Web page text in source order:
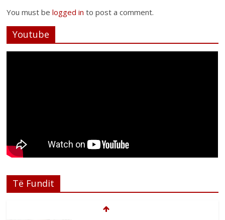
You must belogged in to post a comment.
Youtube
Të Fundit